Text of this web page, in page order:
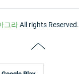
그라All rights Reserved.